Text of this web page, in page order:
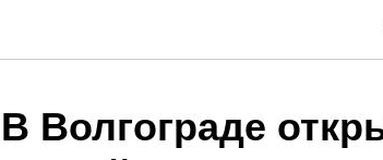
В Волгограде